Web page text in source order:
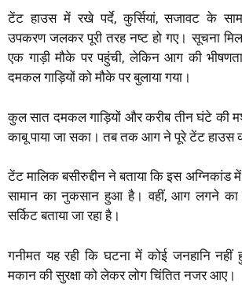
टेंट हाउस में रखे पर्दे, कुर्सियां, सजावट के
उपकरण जलकर पूरी तरह नष्ट हो गए। सूचना
एक गाड़ी मौके पर पहुंची, लेकिन आग की
दमकल गाड़ियों को मौके पर बुलाया गया।
कुल सात दमकल गाड़ियों और करीब तीन घंटे की
काबू पाया जा सका। तब तक आग ने पूरे टेंट हाउस
टेंट मालिक बसीरुद्दीन ने बताया कि इस
सामान का नुकसान हुआ है। वहीं, आग लगने का
सर्किट बताया जा रहा है।
गनीमत यह रही कि घटना में कोई जनहानि
मकान की सुरक्षा को लेकर लोग चिंतित नजर आए।